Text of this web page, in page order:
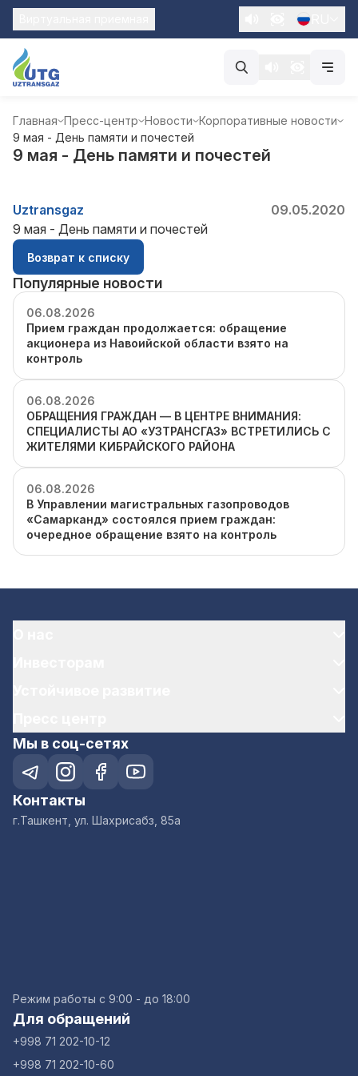
Главная Пресс-центр Новости Корпоративные новости
9 мая - День памяти и почестей
9 мая - День памяти и почестей
Uztransgaz
09.05.2020
9 мая - День памяти и почестей
Возврат к списку
Популярные новости
06.08.2026
Прием граждан продолжается: обращение
акционера из Навоийской области взято на
контроль
06.08.2026
ОБРАЩЕНИЯ ГРАЖДАН — В ЦЕНТРЕ ВНИМАНИЯ:
СПЕЦИАЛИСТЫ АО «УЗТРАНСГАЗ» ВСТРЕТИЛИСЬ С
ЖИТЕЛЯМИ КИБРАЙСКОГО РАЙОНА
06.08.2026
В Управлении магистральных газопроводов
«Самарканд» состоялся прием граждан:
очередное обращение взято на контроль
Мы в соц-сетях
Контакты
г.Ташкент, ул. Шахрисабз, 85а
Режим работы с 9:00 - до 18:00
Для обращений
+998 71 202-10-12
+998 71 202-10-60